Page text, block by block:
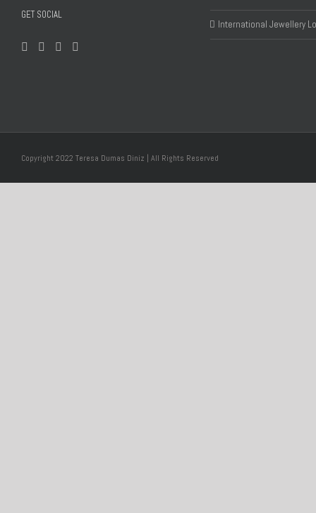
GET SOCIAL
International Jewellery
Copyright 2022 Teresa Dumas Diniz | All Rights Reserved